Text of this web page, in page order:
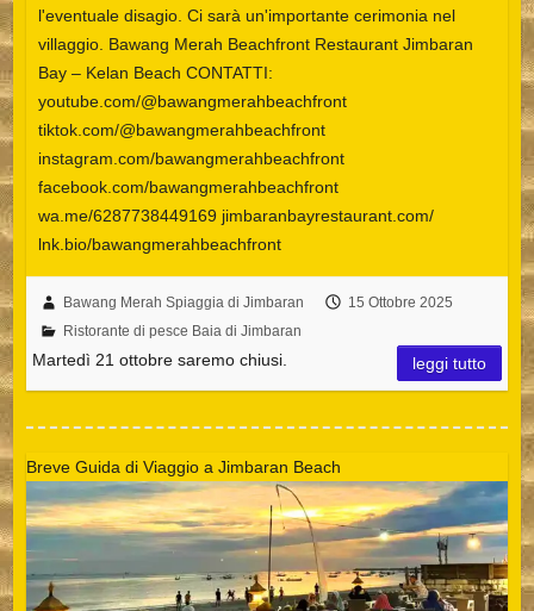
l'eventuale disagio. Ci sarà un'importante cerimonia nel
villaggio. Bawang Merah Beachfront Restaurant Jimbaran
Bay – Kelan Beach CONTATTI:
youtube.com/@bawangmerahbeachfront
tiktok.com/@bawangmerahbeachfront
instagram.com/bawangmerahbeachfront
facebook.com/bawangmerahbeachfront
wa.me/6287738449169 jimbaranbayrestaurant.com/
lnk.bio/bawangmerahbeachfront
Bawang Merah Spiaggia di Jimbaran
15 Ottobre 2025
Ristorante di pesce Baia di Jimbaran
Martedì 21 ottobre saremo chiusi. leggi tutto
Breve Guida di Viaggio a Jimbaran Beach